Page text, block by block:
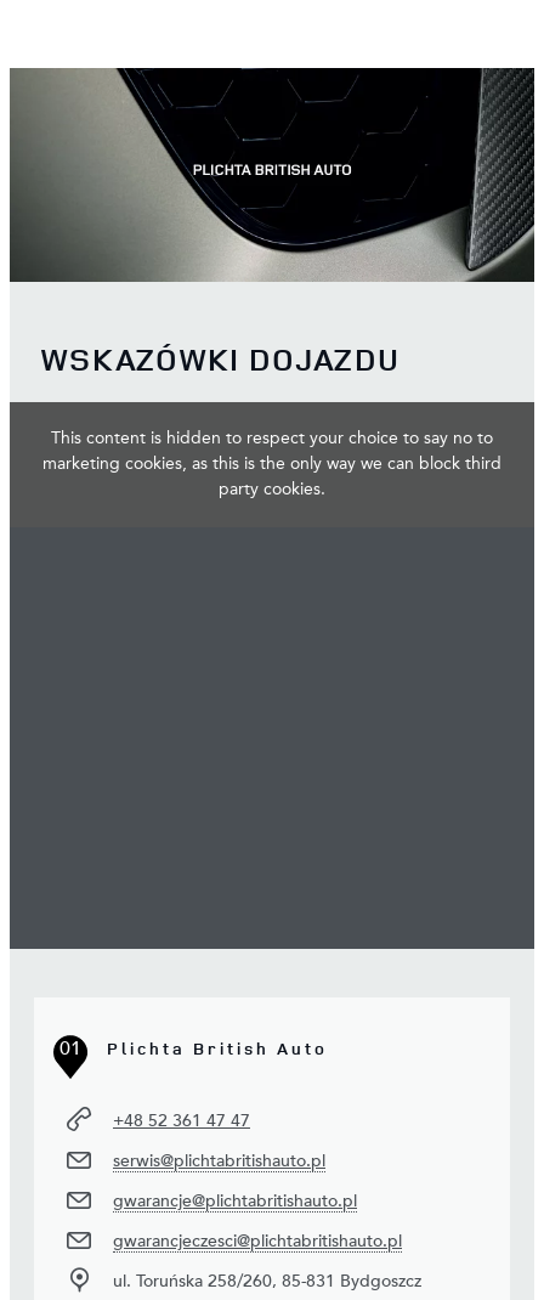
WSKAZÓWKI DOJAZDU
01 Plichta British Auto
+48 52 361 47 47
serwis@plichtabritishauto.pl
gwarancje@plichtabritishauto.pl
gwarancjeczesci@plichtabritishauto.pl
ul. Toruńska 258/260, 85-831 Bydgoszcz
This content is hidden to respect your choice to say no to
marketing cookies, as this is the only way we can block third
party cookies.